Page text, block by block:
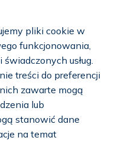
pliki cookie w
funkcjonowania,
usług.
treści do preferencji
zawarte mogą
lub
stanowić dane
na temat